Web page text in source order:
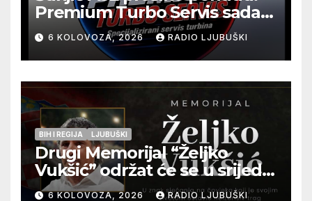
Premium Turbo Servis sada
na jednoj adresi u Ljubuškom
6 KOLOVOZA, 2026 RADIO LJUBUŠKI
BIH I REGIJA LJUBUŠKI
Drugi Memorijal “Željko
Vukšić” održat će se u srijedu
12. kolovoza u Otoku
6 KOLOVOZA, 2026 RADIO LJUBUŠKI